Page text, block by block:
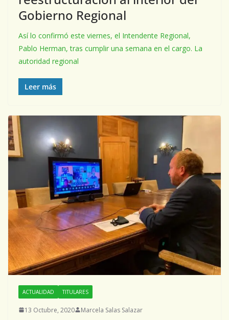
Gobierno Regional
Así lo confirmó este viernes, el Intendente Regional,
Pablo Herman, tras cumplir una semana en el cargo. La
autoridad regional
Leer más
ACTUALIDAD TITULARES
13 Octubre, 2020 Marcela Salas Salazar